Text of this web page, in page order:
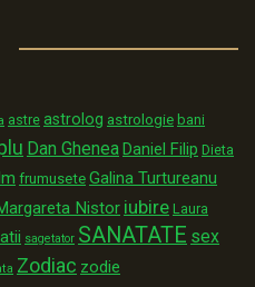
astre astrolog astrologie bani
Dan GheneaDaniel Filip Dieta
frumusete Galina Turtureanu
Nistor iubire Laura
sagetator SANATATE sex
Zodiac zodie